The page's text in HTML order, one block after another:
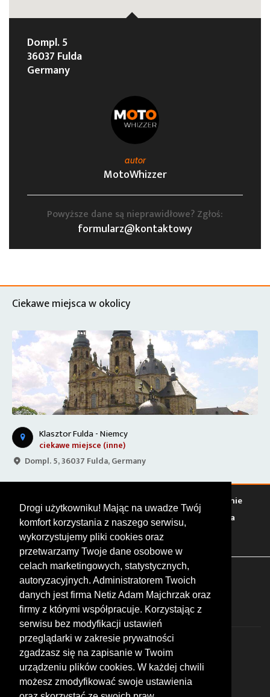
Drogi użytkowniku! Mając na uwadze Twój
komfort korzystania z naszego serwisu,
wykorzystujemy pliki cookies oraz
przetwarzamy Twoje dane osobowe w
celach marketingowych, statystycznych,
autoryzacyjnych. Administratorem Twoich
danych jest firma Netiz Adam Majchrzak oraz
firmy z którymi współpracuje. Korzystając z
serwisu bez modyfikacji ustawień
przeglądarki w zakresie prywatności
zgadzasz się na zapisanie w Twoim
urządzeniu plików cookies. W każdej chwili
możesz zmodyfikować swoje ustawienia
Dompl. 5
36037 Fulda
Germany
autor
MotoWhizzer
Powyższe dane są nieprawidłowe? Zgłoś:
formularz@kontaktowy
Ciekawe miejsca w okolicy
Klasztor Fulda - Niemcy
ciekawe miejsce (inne)
Dompl. 5, 36037 Fulda, Germany
Warto zobaczyć Serwisy Stacje paliw
Jedzenie
Bary Zakwaterowanie Tory Zloty Rajdy
Spotkania
Targi Giełdy Szkolenia
FOLLOW US
© 2026 by MotoWhizzer.com